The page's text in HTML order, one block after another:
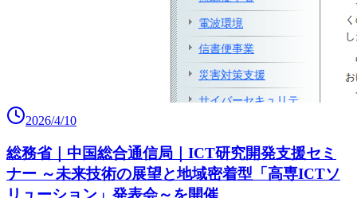
2026/4/10
総務省｜中国総合通信局｜ICT研究開発支援セミ
ナー ～未来技術の展望と地域密着型「高専ICTソ
リューション」発表会～を開催